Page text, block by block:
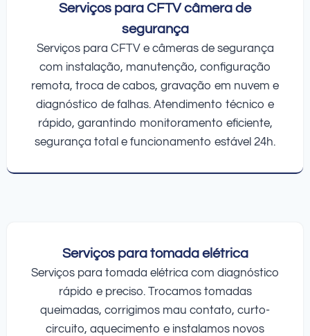
Serviços para CFTV câmera de
segurança
Serviços para CFTV e câmeras de segurança
com instalação, manutenção, configuração
remota, troca de cabos, gravação em nuvem e
diagnóstico de falhas. Atendimento técnico e
rápido, garantindo monitoramento eficiente,
segurança total e funcionamento estável 24h.
Serviços para tomada elétrica
Serviços para tomada elétrica com diagnóstico
rápido e preciso. Trocamos tomadas
queimadas, corrigimos mau contato, curto-
circuito, aquecimento e instalamos novos